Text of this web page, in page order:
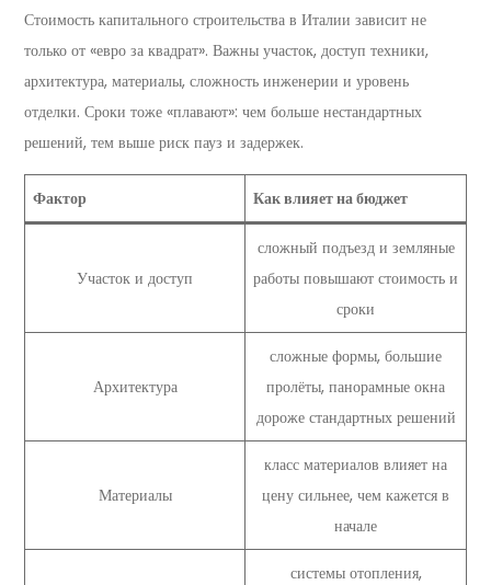
Стоимость капитального строительства в Италии зависит не
только от «евро за квадрат». Важны участок, доступ техники,
архитектура, материалы, сложность инженерии и уровень
отделки. Сроки тоже «плавают»: чем больше нестандартных
решений, тем выше риск пауз и задержек.
Фактор Как влияет на бюджет
Участок и доступ
сложный подъезд и земляные
работы повышают стоимость и
сроки
Архитектура
сложные формы, большие
пролёты, панорамные окна
дороже стандартных решений
Материалы
класс материалов влияет на
цену сильнее, чем кажется в
начале
системы отопления,